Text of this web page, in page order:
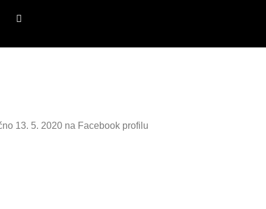
13. 5. 2020 na Facebook profilu